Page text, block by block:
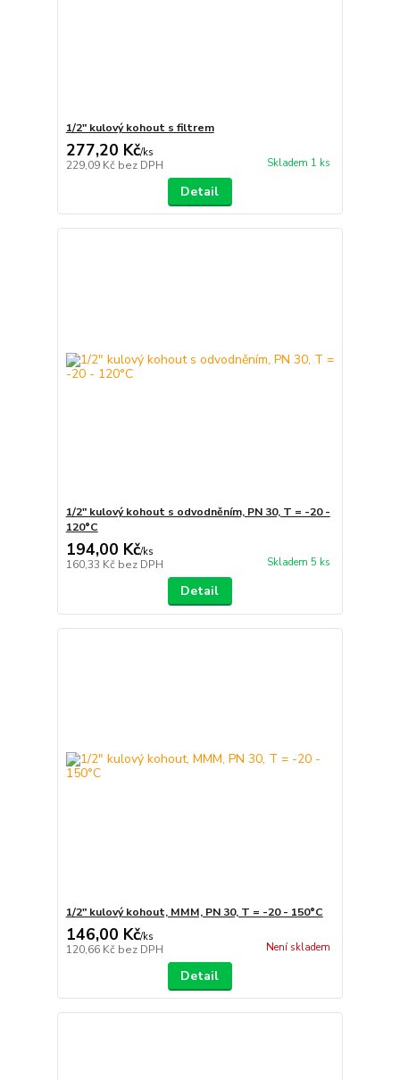
1/2" kulový kohout s filtrem
277,20 Kč/ks
229,09 Kč bez DPH Skladem 1 ks
Detail
1/2" kulový kohout s odvodněním, PN 30, T = -20 -
120°C
194,00 Kč/ks
160,33 Kč bez DPH Skladem 5 ks
Detail
1/2" kulový kohout, MMM, PN 30, T = -20 - 150°C
146,00 Kč/ks
120,66 Kč bez DPH Není skladem
Detail